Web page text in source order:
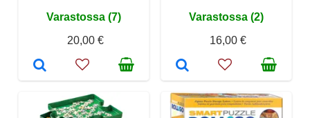
Varastossa (7)
20,00 €
Varastossa (2)
16,00 €